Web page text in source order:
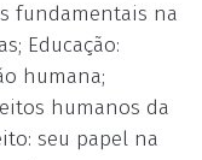
fundamentais na
Educação:
humana;
humanos da
seu papel na